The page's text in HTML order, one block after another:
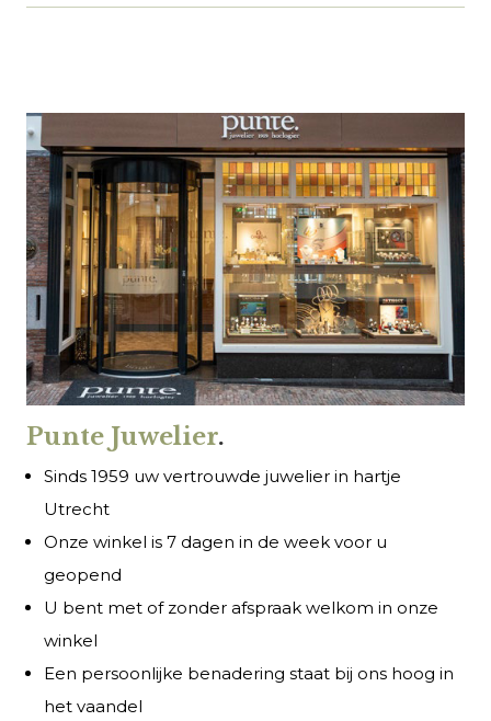
Punte Juwelier.
Sinds 1959 uw vertrouwde juwelier in hartje
Utrecht
Onze winkel is 7 dagen in de week voor u
geopend
U bent met of zonder afspraak welkom in onze
winkel
Een persoonlijke benadering staat bij ons hoog in
het vaandel